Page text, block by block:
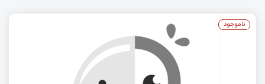
ناموجود